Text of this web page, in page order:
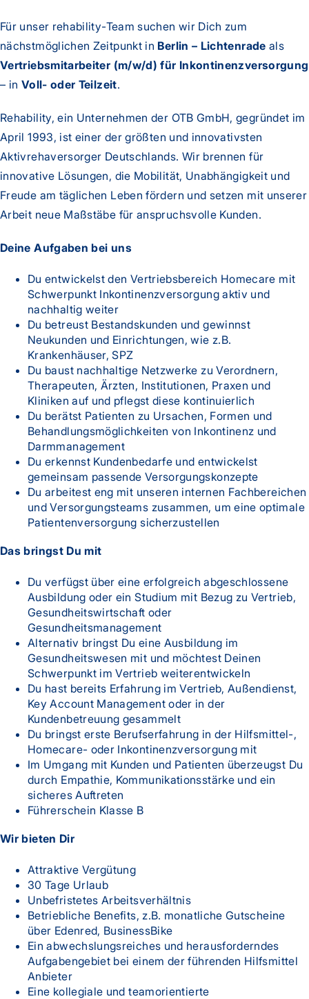
Für unser rehability-Team suchen wir Dich zum
nächstmöglichen Zeitpunkt in Berlin – Lichtenrade als
Vertriebsmitarbeiter (m/w/d) für Inkontinenzversorgung
– in Voll- oder Teilzeit.
Rehability, ein Unternehmen der OTB GmbH, gegründet im
April 1993, ist einer der größten und innovativsten
Aktivrehaversorger Deutschlands. Wir brennen für
innovative Lösungen, die Mobilität, Unabhängigkeit und
Freude am täglichen Leben fördern und setzen mit unserer
Arbeit neue Maßstäbe für anspruchsvolle Kunden.
Deine Aufgaben bei uns
Du entwickelst den Vertriebsbereich Homecare mit
Schwerpunkt Inkontinenzversorgung aktiv und
nachhaltig weiter
Du betreust Bestandskunden und gewinnst
Neukunden und Einrichtungen, wie z.B.
Krankenhäuser, SPZ
Du baust nachhaltige Netzwerke zu Verordnern,
Therapeuten, Ärzten, Institutionen, Praxen und
Kliniken auf und pflegst diese kontinuierlich
Du berätst Patienten zu Ursachen, Formen und
Behandlungsmöglichkeiten von Inkontinenz und
Darmmanagement
Du erkennst Kundenbedarfe und entwickelst
gemeinsam passende Versorgungskonzepte
Du arbeitest eng mit unseren internen Fachbereichen
und Versorgungsteams zusammen, um eine optimale
Patientenversorgung sicherzustellen
Das bringst Du mit
Du verfügst über eine erfolgreich abgeschlossene
Ausbildung oder ein Studium mit Bezug zu Vertrieb,
Gesundheitswirtschaft oder
Gesundheitsmanagement
Alternativ bringst Du eine Ausbildung im
Gesundheitswesen mit und möchtest Deinen
Schwerpunkt im Vertrieb weiterentwickeln
Du hast bereits Erfahrung im Vertrieb, Außendienst,
Key Account Management oder in der
Kundenbetreuung gesammelt
Du bringst erste Berufserfahrung in der Hilfsmittel-,
Homecare- oder Inkontinenzversorgung mit
Im Umgang mit Kunden und Patienten überzeugst Du
durch Empathie, Kommunikationsstärke und ein
sicheres Auftreten
Führerschein Klasse B
Wir bieten Dir
Attraktive Vergütung
30 Tage Urlaub
Unbefristetes Arbeitsverhältnis
Betriebliche Benefits, z.B. monatliche Gutscheine
über Edenred, BusinessBike
Ein abwechslungsreiches und herausforderndes
Aufgabengebiet bei einem der führenden Hilfsmittel
Anbieter
Eine kollegiale und teamorientierte